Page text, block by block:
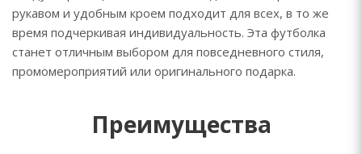
рукавом и удобным кроем подходит для всех, в то же
время подчеркивая индивидуальность. Эта футболка
станет отличным выбором для повседневного стиля,
промомероприятий или оригинального подарка.
Преимущества